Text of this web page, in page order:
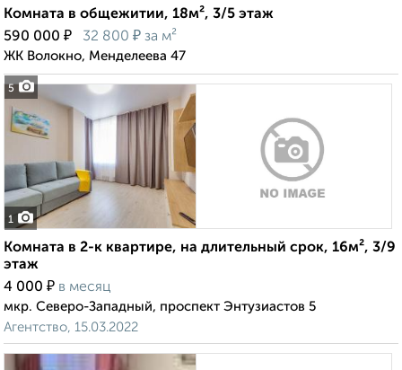
5
Комната в общежитии, 18м², 3/5 этаж
590 000 ₽ 32 800 ₽ за м²
ЖК Волокно, Менделеева 47
1
Комната в 2-к квартире, на длительный срок, 16м², 3/9
этаж
4 000 ₽ в месяц
мкр. Северо-Западный, проспект Энтузиастов 5
Агентство, 15.03.2022